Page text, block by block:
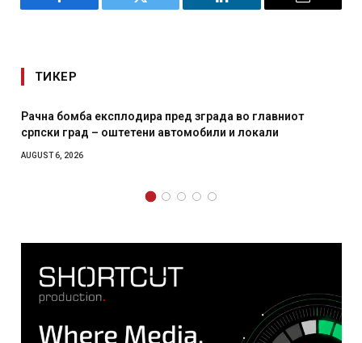
Facebook Twitter LinkedIn Email
ТИКЕР
И Данска се милитарилизира – воведува
месечна воена